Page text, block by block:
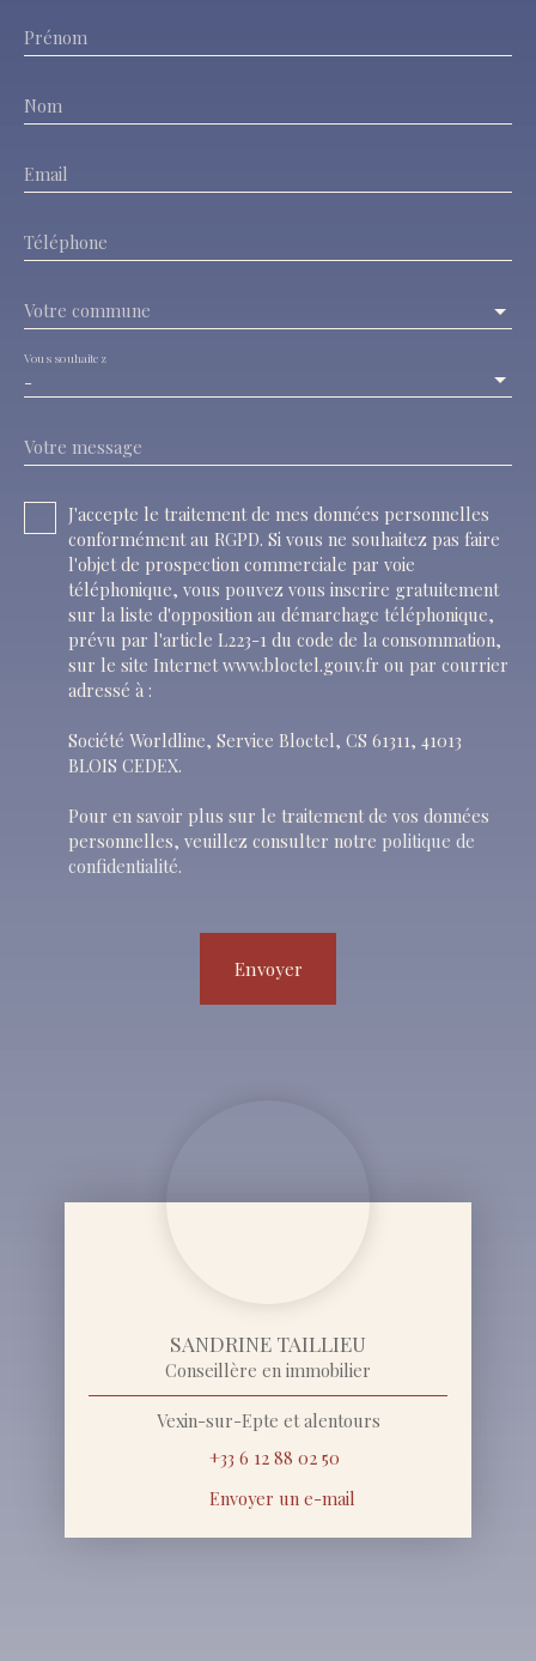
Prénom
Nom
Email
Téléphone
Votre commune
-
Vous souhaitez
Votre message
J'accepte le traitement de mes données personnelles
conformément au RGPD. Si vous ne souhaitez pas faire
l'objet de prospection commerciale par voie
téléphonique, vous pouvez vous inscrire gratuitement
sur la liste d'opposition au démarchage téléphonique,
prévu par l'article L223-1 du code de la consommation,
sur le site Internet www.bloctel.gouv.fr ou par courrier
adressé à :
Société Worldline, Service Bloctel, CS 61311, 41013
BLOIS CEDEX.
Pour en savoir plus sur le traitement de vos données
personnelles, veuillez consulter notre politique de
confidentialité.
Envoyer
SANDRINE TAILLIEU
Conseillère en immobilier
Vexin-sur-Epte et alentours
+33 6 12 88 02 50
Envoyer un e-mail